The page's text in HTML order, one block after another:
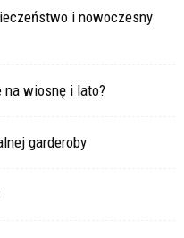
i nowoczesny
wiosnę i lato?
garderoby